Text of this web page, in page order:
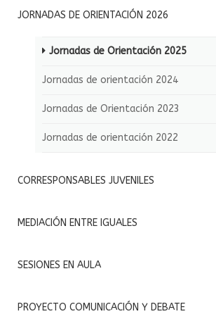
JORNADAS DE ORIENTACIÓN 2026
Jornadas de Orientación 2025
Jornadas de orientación 2024
Jornadas de Orientación 2023
Jornadas de orientación 2022
CORRESPONSABLES JUVENILES
MEDIACIÓN ENTRE IGUALES
SESIONES EN AULA
PROYECTO COMUNICACIÓN Y DEBATE